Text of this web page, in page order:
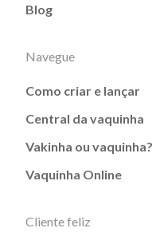
Blog
Navegue
Como criar e lançar
Central da vaquinha
Vakinha ou vaquinha?
Vaquinha Online
Cliente feliz